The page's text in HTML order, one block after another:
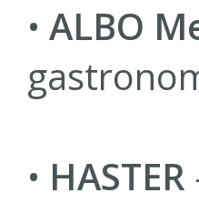
• ALBO
• HASTER